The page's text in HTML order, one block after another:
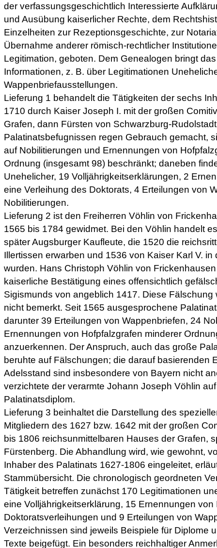
der verfassungsgeschichtlich Interessierte
und Ausübung kaiserlicher Rechte, dem
Einzelheiten zur Rezeptionsgeschichte, zur
Übernahme anderer römisch-rechtlicher
Legitimation, geboten. Dem Genealogen bringt
Informationen, z. B. über Legitimationen
Wappenbriefausstellungen.
Lieferung 1 behandelt die Tätigkeiten der sechs
1710 durch Kaiser Joseph I. mit der großen
Grafen, dann Fürsten von Schwarzburg-
Palatinatsbefugnissen regen Gebrauch gemacht,
auf Nobilitierungen und Ernennungen von
Ordnung (insgesamt 98) beschränkt; daneben
Unehelicher, 19 Volljährigkeitserklärungen, 2
eine Verleihung des Doktorats, 4 Erteilungen von
Nobilitierungen.
Lieferung 2 ist den Freiherren Vöhlin von
1565 bis 1784 gewidmet. Bei den Vöhlin handelt
später Augsburger Kaufleute, die 1520 die
Illertissen erwarben und 1536 von Kaiser Karl V.
wurden. Hans Christoph Vöhlin von
kaiserliche Bestätigung eines offensichtlich
Sigismunds von angeblich 1417. Diese Fälschung
nicht bemerkt. Seit 1565 ausgesprochene
darunter 39 Erteilungen von Wappenbriefen, 24
Ernennungen von Hofpfalzgrafen minderer
anzuerkennen. Der Anspruch, auch das große
beruhte auf Fälschungen; die darauf basierenden
Adelsstand sind insbesondere von Bayern nicht
verzichtete der verarmte Johann Joseph Vöhlin
Palatinatsdiplom.
Lieferung 3 beinhaltet die Darstellung des
Mitgliedern des 1627 bzw. 1642 mit der großen
bis 1806 reichsunmittelbaren Hauses der Grafen,
Fürstenberg. Die Abhandlung wird, wie gewohnt,
Inhaber des Palatinats 1627-1806 eingeleitet,
Stammübersicht. Die chronologisch geordneten
Tätigkeit betreffen zunächst 170 Legitimationen
eine Volljährigkeitserklärung, 15 Ernennungen von
Doktoratsverleihungen und 9 Erteilungen von
Verzeichnissen sind jeweils Beispiele für Diplome
Texte beigefügt. Ein besonders reichhaltiger